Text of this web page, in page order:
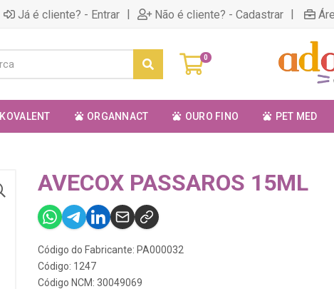
Já é cliente? - Entrar | Não é cliente? - Cadastrar |
0
KOVALENT ORGANNACT OURO FINO PET MED
AVECOX PASSAROS 15ML
Código do Fabricante: PA000032
Código: 1247
Código NCM: 30049069